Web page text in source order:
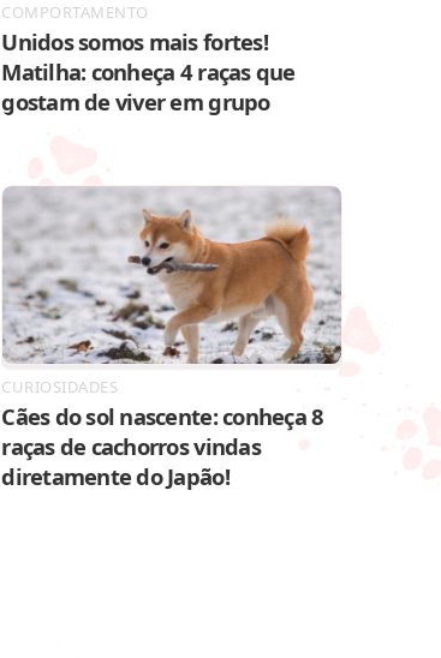
COMPORTAMENTO
Unidos somos mais fortes!
Matilha: conheça 4 raças que
gostam de viver em grupo
CURIOSIDADES
Cães do sol nascente: conheça 8
raças de cachorros vindas
diretamente do Japão!